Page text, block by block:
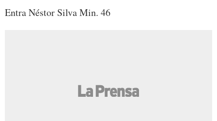
Entra Néstor Silva Min. 46